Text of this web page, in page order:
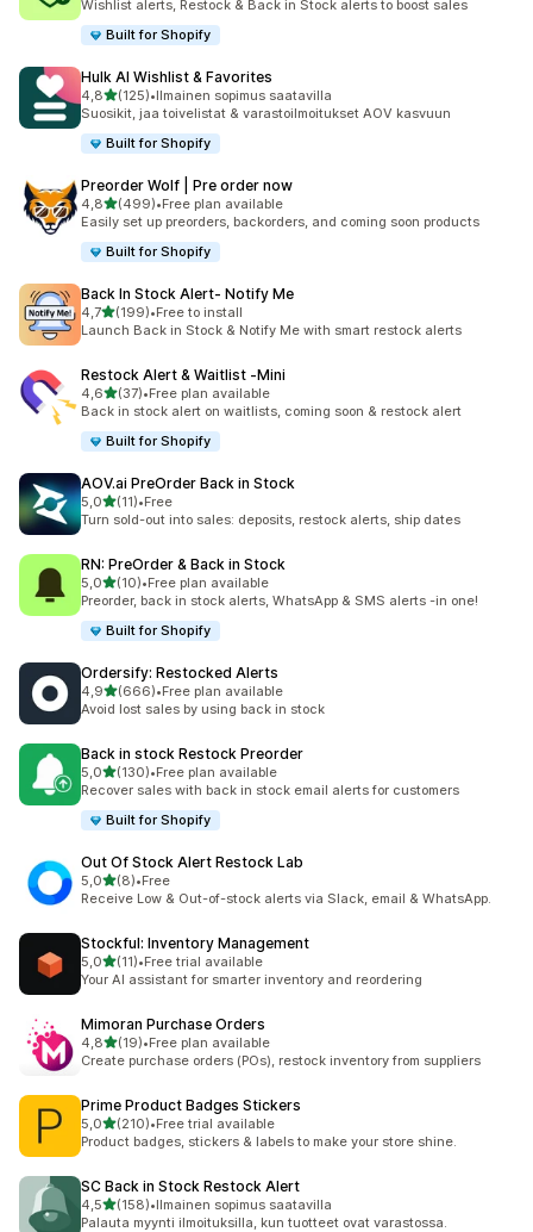
Wishlist alerts, Restock & Back in Stock alerts to boost sales
Built for Shopify
Hulk AI Wishlist & Favorites
4,8/ 5 tähteä
(125)
125 arvostelua yhteensä
•Ilmainen sopimus saatavilla
Suosikit, jaa toivelistat & varastoilmoitukset AOV kasvuun
Built for Shopify
Preorder Wolf | Pre order now
4,8/ 5 tähteä
(499)
499 arvostelua yhteensä
•Free plan available
Easily set up preorders, backorders, and coming soon products
Built for Shopify
Back In Stock Alert‑ Notify Me
4,7/ 5 tähteä
(199)
199 arvostelua yhteensä
•Free to install
Launch Back in Stock & Notify Me with smart restock alerts
Restock Alert & Waitlist ‑Mini
4,6/ 5 tähteä
(37)
37 arvostelua yhteensä
•Free plan available
Back in stock alert on waitlists, coming soon & restock alert
Built for Shopify
AOV.ai PreOrder Back in Stock
5,0/ 5 tähteä
(11)
11 arvostelua yhteensä
•Free
Turn sold-out into sales: deposits, restock alerts, ship dates
RN: PreOrder & Back in Stock
5,0/ 5 tähteä
(10)
10 arvostelua yhteensä
•Free plan available
Preorder, back in stock alerts, WhatsApp & SMS alerts -in one!
Built for Shopify
Ordersify: Restocked Alerts
4,9/ 5 tähteä
(666)
666 arvostelua yhteensä
•Free plan available
Avoid lost sales by using back in stock
Back in stock Restock Preorder
5,0/ 5 tähteä
(130)
130 arvostelua yhteensä
•Free plan available
Recover sales with back in stock email alerts for customers
Built for Shopify
Out Of Stock Alert Restock Lab
5,0/ 5 tähteä
(8)
8 arvostelua yhteensä
•Free
Receive Low & Out-of-stock alerts via Slack, email & WhatsApp.
Stockful: Inventory Management
5,0/ 5 tähteä
(11)
11 arvostelua yhteensä
•Free trial available
Your AI assistant for smarter inventory and reordering
Mimoran Purchase Orders
4,8/ 5 tähteä
(19)
19 arvostelua yhteensä
•Free plan available
Create purchase orders (POs), restock inventory from suppliers
Prime Product Badges Stickers
5,0/ 5 tähteä
(210)
210 arvostelua yhteensä
•Free trial available
Product badges, stickers & labels to make your store shine.
SC Back in Stock Restock Alert
4,5/ 5 tähteä
(158)
158 arvostelua yhteensä
•Ilmainen sopimus saatavilla
Palauta myynti ilmoituksilla, kun tuotteet ovat varastossa.